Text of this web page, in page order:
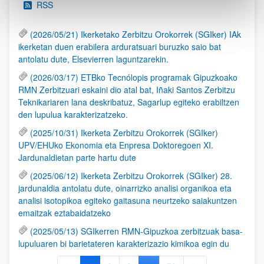
RSS
(2026/05/21) Ikerketako Zerbitzu Orokorrek (SGIker) IAk
ikerketan duen erabilera arduratsuari buruzko saio bat
antolatu dute, Elsevierren laguntzarekin.
(2026/03/17) ETBko Tecnólopis programak Gipuzkoako
RMN Zerbitzuari eskaini dio atal bat, Iñaki Santos Zerbitzu
Teknikariaren lana deskribatuz, Sagarlup egiteko erabiltzen
den lupulua karakterizatzeko.
(2025/10/31) Ikerketa Zerbitzu Orokorrek (SGIker)
UPV/EHUko Ekonomia eta Enpresa Doktoregoen XI.
Jardunaldietan parte hartu dute
(2025/06/12) Ikerketa Zerbitzu Orokorrek (SGIker) 28.
jardunaldia antolatu dute, oinarrizko analisi organikoa eta
analisi isotopikoa egiteko gaitasuna neurtzeko saiakuntzen
emaitzak eztabaidatzeko
(2025/05/13) SGIkerren RMN-Gipuzkoa zerbitzuak basa-
lupuluaren bi barietateren karakterizazio kimikoa egin du